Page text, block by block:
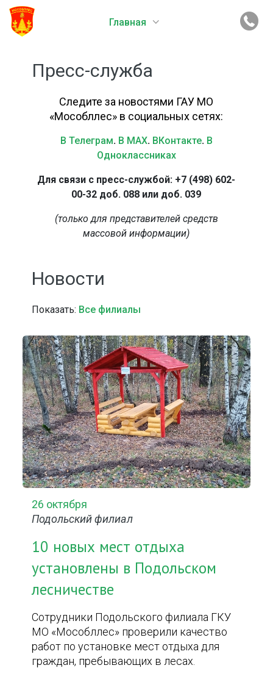
Главная
Пресс-служба
Следите за новостями ГАУ МО
«Мособллес» в социальных сетях:
В Телеграм. В MAX. ВКонтакте. В
Одноклассниках
Для связи с пресс-службой: +7 (498) 602-
00-32 доб. 088 или доб. 039
(только для представителей средств
массовой информации)
Новости
Показать: Все филиалы
26 октября
Подольский филиал
10 новых мест отдыха
установлены в Подольском
лесничестве
Сотрудники Подольского филиала ГКУ
МО «Мособллес» проверили качество
работ по установке мест отдыха для
граждан, пребывающих в лесах.